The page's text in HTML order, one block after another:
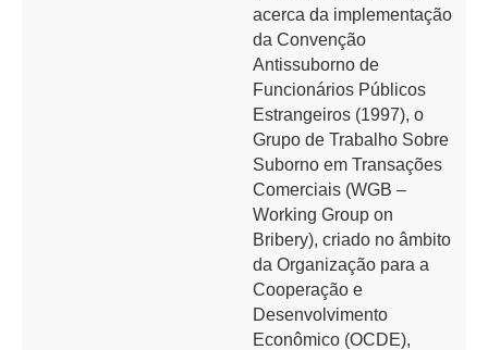
acerca da implementação
da Convenção
Antissuborno de
Funcionários Públicos
Estrangeiros (1997), o
Grupo de Trabalho Sobre
Suborno em Transações
Comerciais (WGB –
Working Group on
Bribery), criado no âmbito
da Organização para a
Cooperação e
Desenvolvimento
Econômico (OCDE),